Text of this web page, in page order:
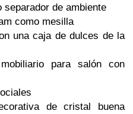
de ambiente
como mesilla
una caja de dulces de la
para salón con
de cristal buena